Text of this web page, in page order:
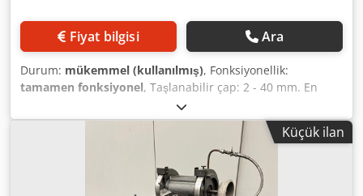
Fiyat bilgisi Ara
Durum: mükemmel (kullanılmış), Fonksiyonellik:
tamamen fonksiyonel, Taşlanabilir çap: 2 - 40 mm. En
küçük ve en büyük uç açısı: 40 – 180°. Sağ ve sol kesici
takımlar için, 1-12 ağız. Spiral matkap, kademeli matkap ve
kılavuz bileme için. Zengin aksesuarlar ve makine için bir
kullanım kılavuzu mevcuttur. Chsdpfozlrmdox Ailja
Küçük ilan